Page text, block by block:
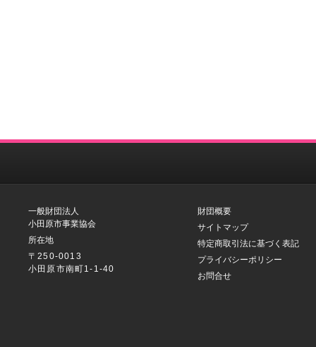
一般財団法人
小田原市事業協会
所在地
〒250-0013
小田原市南町1-1-40
財団概要
サイトマップ
特定商取引法に基づく表記
プライバシーポリシー
お問合せ